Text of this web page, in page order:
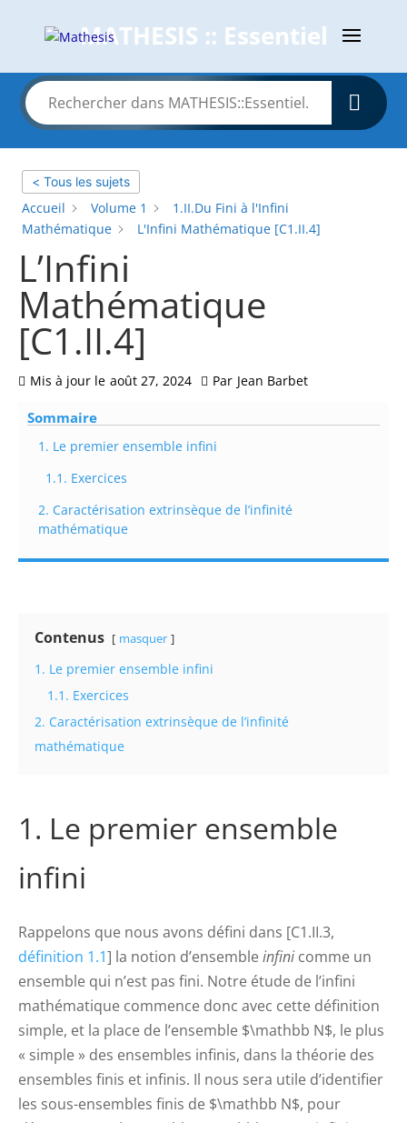
MATHESIS :: Essentiel
< Tous les sujets
Accueil Volume 1
1.II.Du Fini à l'Infini
Mathématique
L'Infini Mathématique [C1.II.4]
L’Infini
Mathématique
[C1.II.4]
Mis à jour le août 27, 2024 Par Jean Barbet
Sommaire
1. Le premier ensemble infini
1.1. Exercices
2. Caractérisation extrinsèque de l’infinité
mathématique
Contenus masquer
1. Le premier ensemble infini
1.1. Exercices
2. Caractérisation extrinsèque de l’infinité
mathématique
1. Le premier ensemble
infini
Rappelons que nous avons défini dans [C1.II.3,
définition 1.1] la notion d’ensembleinfini comme un
ensemble qui n’est pas fini. Notre étude de l’infini
mathématique commence donc avec cette définition
simple, et la place de l’ensemble $\mathbb N$, le plus
« simple » des ensembles infinis, dans la théorie des
ensembles finis et infinis. Il nous sera utile d’identifier
les sous-ensembles finis de $\mathbb N$, pour